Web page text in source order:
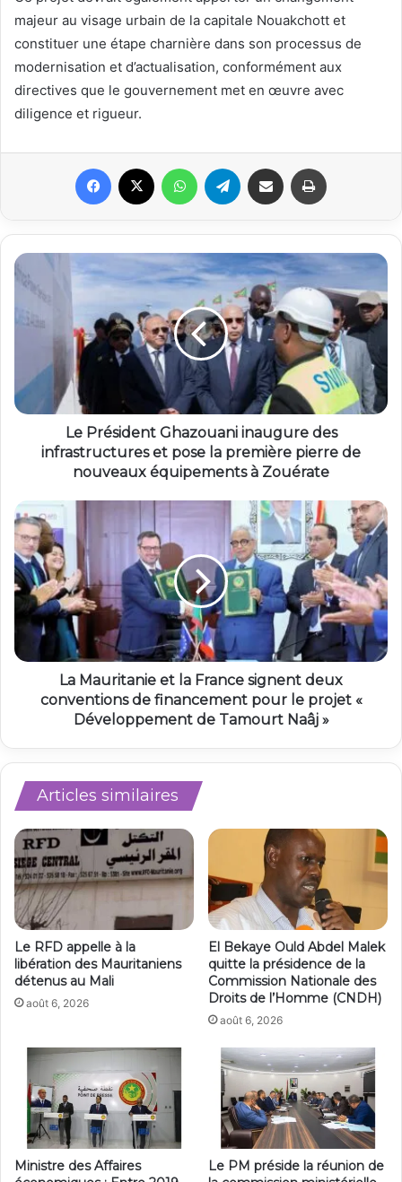
majeur au visage urbain de la capitale Nouakchott et
constituer une étape charnière dans son processus de
modernisation et d’actualisation, conformément aux
directives que le gouvernement met en œuvre avec
diligence et rigueur.
Facebook WhatsAppTelegram Partager par email
Le Président Ghazouani inaugure des
infrastructures et pose la première pierre de
nouveaux équipements à Zouérate
La Mauritanie et la France signent deux
conventions de financement pour le projet «
Développement de Tamourt Naâj »
Articles similaires
Le RFD appelle à la
libération des Mauritaniens
détenus au Mali
août 6, 2026
El Bekaye Ould Abdel Malek
quitte la présidence de la
Commission Nationale des
Droits de l’Homme (CNDH)
août 6, 2026
Ministre des Affaires
Le PM préside la réunion de